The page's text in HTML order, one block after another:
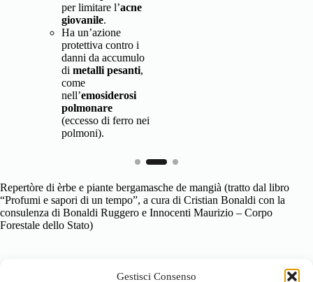
Gestisci Consenso
per limitare l’acne
giovanile.
Ha un’azione
protettiva contro i
danni da accumulo
di metalli pesanti,
come
nell’emosiderosi
polmonare
(eccesso di ferro nei
polmoni).
Repertòre di èrbe e piante bergamasche de mangià (tratto dal libro
“Profumi e sapori di un tempo”, a cura di Cristian Bonaldi con la
consulenza di Bonaldi Ruggero e Innocenti Maurizio – Corpo
Forestale dello Stato)